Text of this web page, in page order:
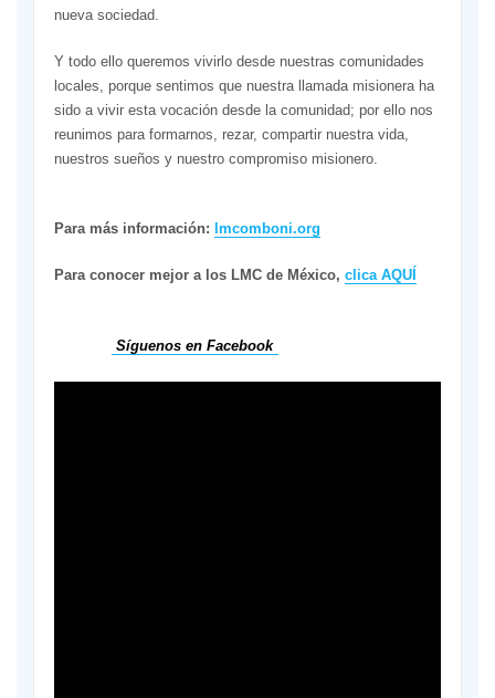
nueva sociedad.
Y todo ello queremos vivirlo desde nuestras comunidades
locales, porque sentimos que nuestra llamada misionera ha
sido a vivir esta vocación desde la comunidad; por ello nos
reunimos para formarnos, rezar, compartir nuestra vida,
nuestros sueños y nuestro compromiso misionero.
Para más información: lmcomboni.org
Para conocer mejor a los LMC de México, clica AQUÍ
Síguenos en Facebook